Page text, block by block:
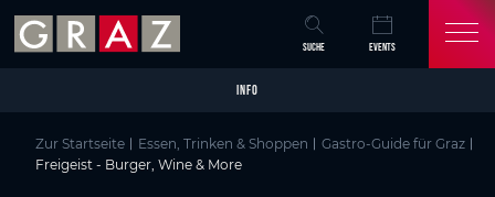
Skip to main content
Skip to table of contents
Skip to main navigation
SUCHE EVENTS
INFO
Zur Startseite Essen, Trinken & Shoppen
Gastro-Guide für Graz
Freigeist - Burger, Wine & More